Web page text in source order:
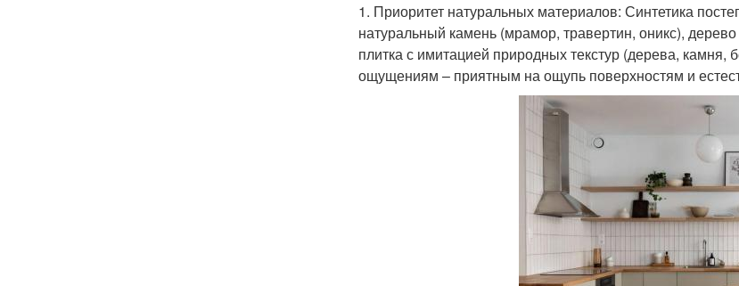
1. Приоритет натуральных материалов: Синтетика
натуральный камень (мрамор, травертин, оникс),
плитка с имитацией природных текстур (дерева,
ощущениям – приятным на ощупь поверхностям и